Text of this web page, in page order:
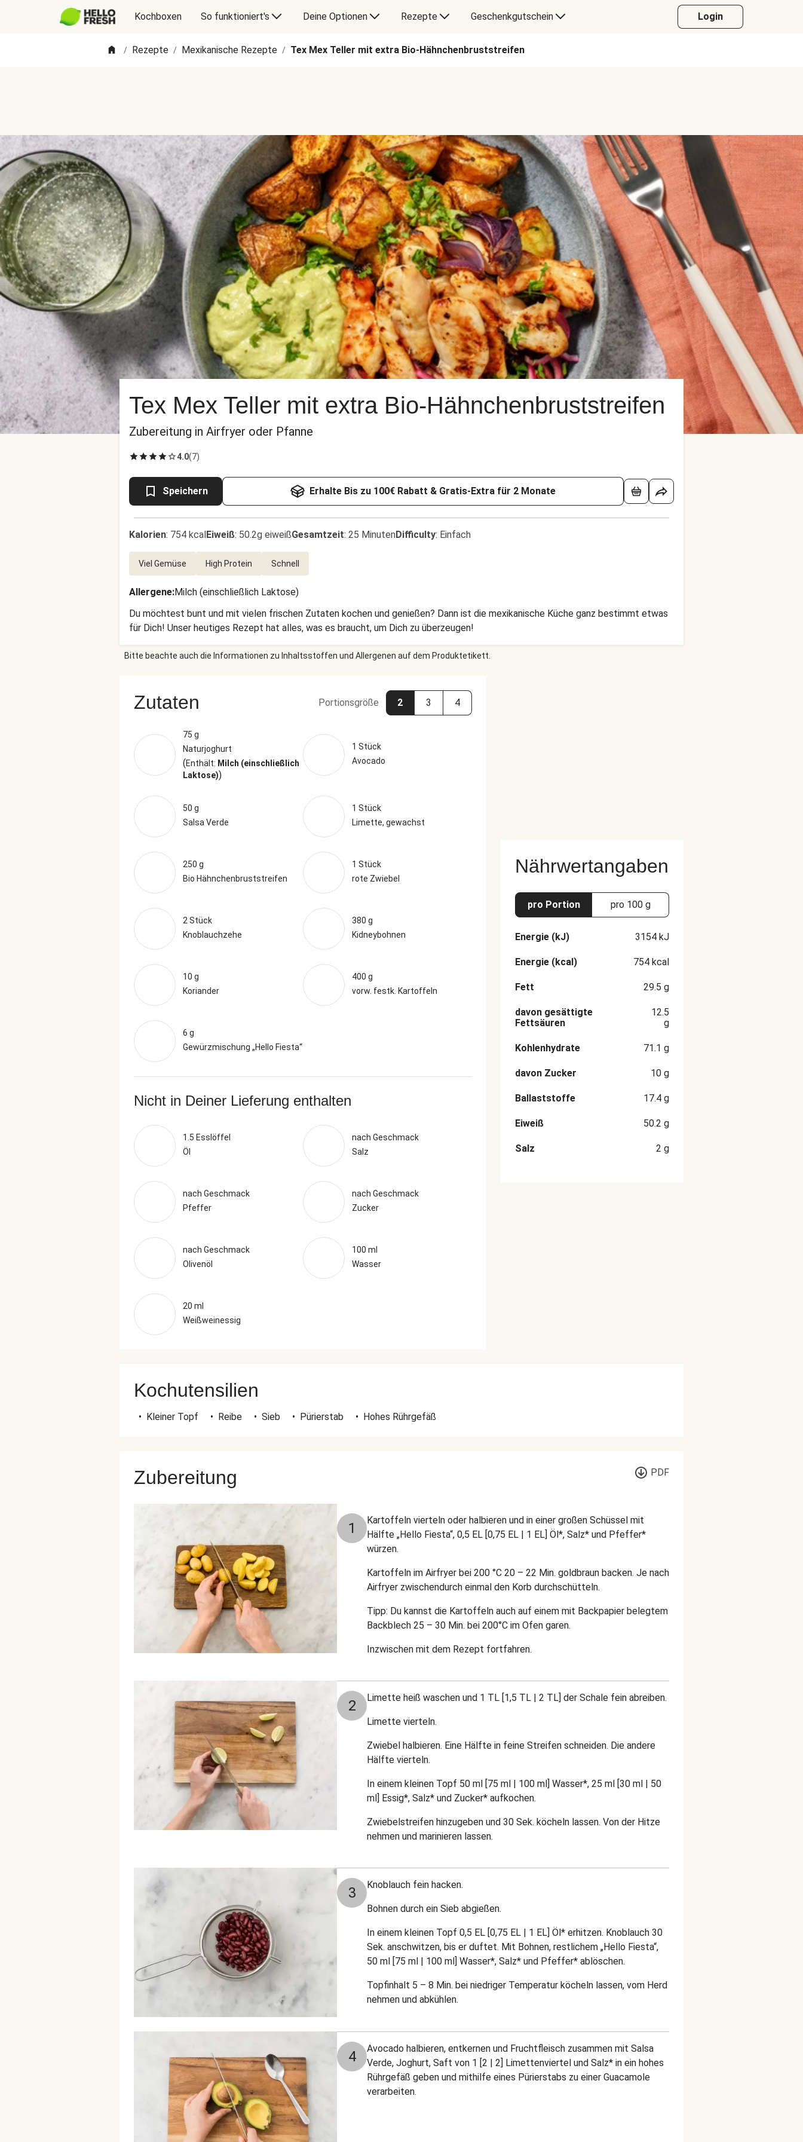
Kochboxen So funktioniert's Deine Optionen Rezepte Geschenkgutschein Login
/ Rezepte / Mexikanische Rezepte / Tex Mex Teller mit extra Bio-Hähnchenbruststreifen
Tex Mex Teller mit extra Bio-Hähnchenbruststreifen
Zubereitung in Airfryer oder Pfanne
4.0(7)
Speichern Erhalte Bis zu 100€ Rabatt & Gratis-Extra für 2 Monate
Kalorien: 754 kcalEiweiß: 50.2g eiweißGesamtzeit: 25 MinutenDifficulty: Einfach
Viel Gemüse High Protein Schnell
Allergene:Milch (einschließlich Laktose)
Du möchtest bunt und mit vielen frischen Zutaten kochen und genießen? Dann ist die mexikanische Küche ganz bestimmt etwas
für Dich! Unser heutiges Rezept hat alles, was es braucht, um Dich zu überzeugen!
Bitte beachte auch die Informationen zu Inhaltsstoffen und Allergenen auf dem Produktetikett.
Zutaten Portionsgröße 2 3 4
75 g
Naturjoghurt
(Enthält: Milch (einschließlich
Laktose))
1 Stück
Avocado
50 g
Salsa Verde
1 Stück
Limette, gewachst
250 g
Bio Hähnchenbruststreifen
1 Stück
rote Zwiebel
2 Stück
Knoblauchzehe
380 g
Kidneybohnen
10 g
Koriander
400 g
vorw. festk. Kartoffeln
6 g
Gewürzmischung „Hello Fiesta“
Nicht in Deiner Lieferung enthalten
1.5 Esslöffel
Öl
nach Geschmack
Salz
nach Geschmack
Pfeffer
nach Geschmack
Zucker
nach Geschmack
Olivenöl
100 ml
Wasser
20 ml
Weißweinessig
Nährwertangaben
pro Portion pro 100 g
Energie (kJ) 3154 kJ
Energie (kcal) 754 kcal
Fett 29.5 g
davon gesättigte
Fettsäuren
12.5
g
Kohlenhydrate 71.1 g
davon Zucker 10 g
Ballaststoffe 17.4 g
Eiweiß 50.2 g
Salz 2 g
Kochutensilien
• Kleiner Topf • Reibe • Sieb • Pürierstab • Hohes Rührgefäß
Zubereitung PDF
1
Kartoffeln vierteln oder halbieren und in einer großen Schüssel mit
Hälfte „Hello Fiesta“, 0,5 EL [0,75 EL | 1 EL] Öl*, Salz* und Pfeffer*
würzen.
Kartoffeln im Airfryer bei 200 °C 20 – 22 Min. goldbraun backen. Je nach
Airfryer zwischendurch einmal den Korb durchschütteln.
Tipp: Du kannst die Kartoffeln auch auf einem mit Backpapier belegtem
Backblech 25 – 30 Min. bei 200°C im Ofen garen.
Inzwischen mit dem Rezept fortfahren.
2 Limette heiß waschen und 1 TL [1,5 TL | 2 TL] der Schale fein abreiben.
Limette vierteln.
Zwiebel halbieren. Eine Hälfte in feine Streifen schneiden. Die andere
Hälfte vierteln.
In einem kleinen Topf 50 ml [75 ml | 100 ml] Wasser*, 25 ml [30 ml | 50
ml] Essig*, Salz* und Zucker* aufkochen.
Zwiebelstreifen hinzugeben und 30 Sek. köcheln lassen. Von der Hitze
nehmen und marinieren lassen.
3 Knoblauch fein hacken.
Bohnen durch ein Sieb abgießen.
In einem kleinen Topf 0,5 EL [0,75 EL | 1 EL] Öl* erhitzen. Knoblauch 30
Sek. anschwitzen, bis er duftet. Mit Bohnen, restlichem „Hello Fiesta“,
50 ml [75 ml | 100 ml] Wasser*, Salz* und Pfeffer* ablöschen.
Topfinhalt 5 – 8 Min. bei niedriger Temperatur köcheln lassen, vom Herd
nehmen und abkühlen.
4
Avocado halbieren, entkernen und Fruchtfleisch zusammen mit Salsa
Verde, Joghurt, Saft von 1 [2 | 2] Limettenviertel und Salz* in ein hohes
Rührgefäß geben und mithilfe eines Pürierstabs zu einer Guacamole
verarbeiten.